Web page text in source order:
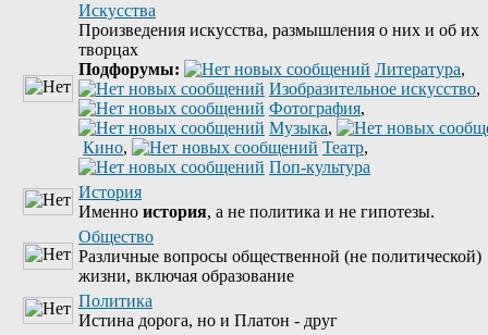
Искусства
Произведения искусства, размышления о них и об их
творцах
Подфорумы:
Литература,
Изобразительное искусство,
Фотография,
Музыка,
Кино, Театр,
Поп-культура
История
Именно история, а не политика и не гипотезы.
Общество
Различные вопросы общественной (не политической)
жизни, включая образование
Политика
Истина дорога, но и Платон - друг